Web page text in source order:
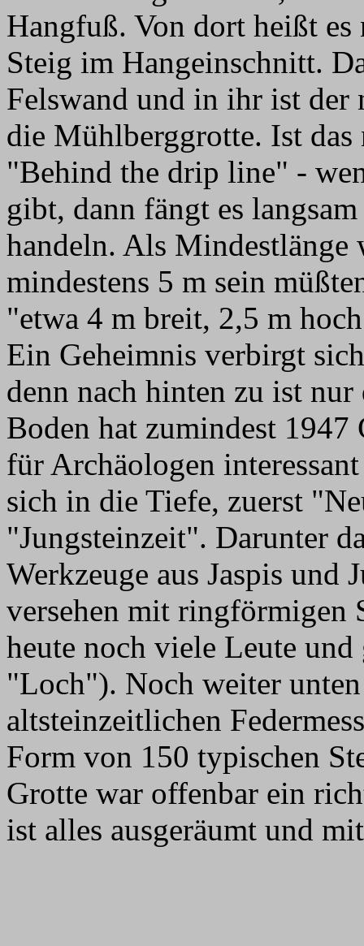
Hangfuß. Von dort heißt es
Steig im Hangeinschnitt.
Felswand und in ihr ist der
die Mühlberggrotte. Ist das
"Behind the drip line" -
gibt, dann fängt es
handeln. Als Mindestlänge
mindestens 5 m sein
"etwa 4 m breit, 2,5 m
Ein Geheimnis verbirgt
denn nach hinten zu ist
Boden hat zumindest 1947
für Archäologen
sich in die Tiefe, zuerst
"Jungsteinzeit". Darunter
Werkzeuge aus Jaspis und
versehen mit ringförmigen
heute noch viele Leute
"Loch"). Noch weiter
altsteinzeitlichen
Form von 150 typischen
Grotte war offenbar ein
ist alles ausgeräumt und